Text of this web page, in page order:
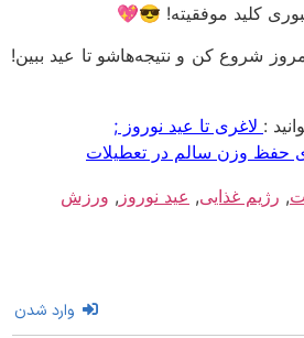
کلید موفقیته! 😎💖
کن و نتیجه‌هاشو تا عید ببین!
لاغری تا عید نوروز ;
وزن سالم در تعطیلات
غذایی,عید نوروز, ورزش
وارد شدن